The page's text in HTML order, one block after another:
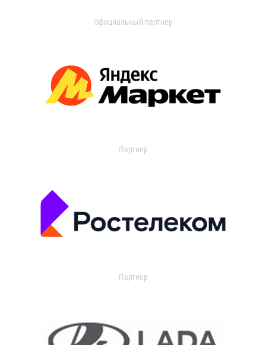
Официальный партнер
Партнер
Партнер